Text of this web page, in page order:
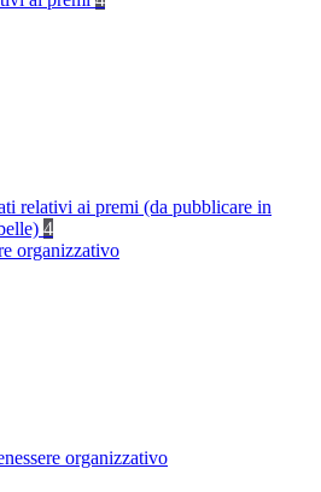
relativi ai premi (da pubblicare in
4
organizzativo
organizzativo